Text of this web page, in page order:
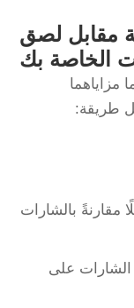
مقابل لصق
الخاصة بك
مزاياهما
طريقة:
مقارنةً بالشارات
الشارات على